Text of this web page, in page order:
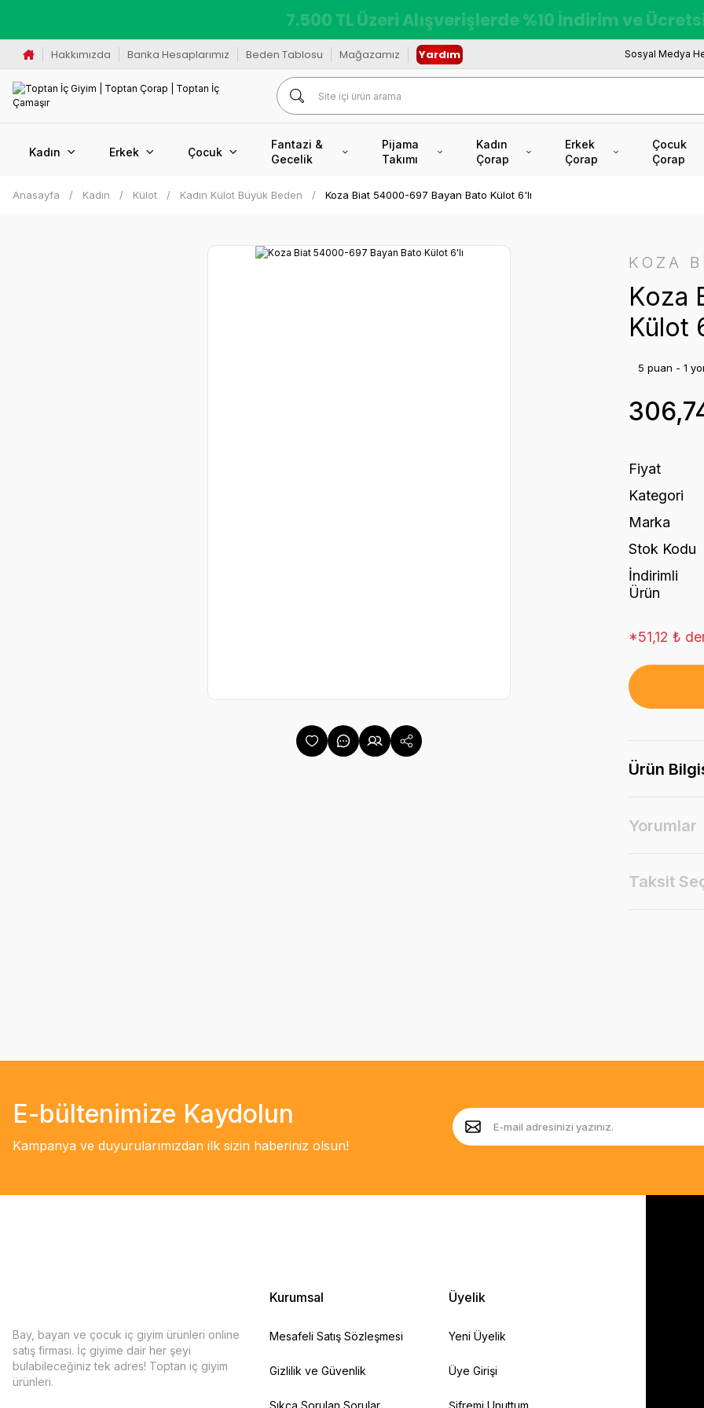
7.500 TL Üzeri Alışverişlerde %10 İndirim ve
Hakkımızda Banka Hesaplarımız Beden Tablosu Mağazamız Yardım Sosyal Medya
Kadın Erkek Çocuk
Fantazi &
Gecelik
Pijama
Takımı
Kadın
Çorap
Erkek
Çorap
Çocuk
Çorap
Anasayfa Kadın Külot Kadın Külot Büyük Beden Koza Biat 54000-697 Bayan Bato Külot 6'lı
KOZA
Koza
Külot
5 puan - 1
Fiyat
Kategori
Marka
Stok Kodu
İndirimli
Ürün
*51,12 ₺
Ürün
Yorumlar
Taksit
E-bültenimize Kaydolun
Kampanya ve duyurularımızdan ilk sizin haberiniz olsun!
Bay, bayan ve çocuk iç giyim ürünleri online
satış firması. İç giyime dair her şeyi
bulabileceğiniz tek adres! Toptan iç giyim
ürünleri.
Kurumsal
Mesafeli Satış Sözleşmesi
Gizlilik ve Güvenlik
Sıkça Sorulan Sorular
Üyelik
Yeni Üyelik
Üye Girişi
Şifremi Unuttum